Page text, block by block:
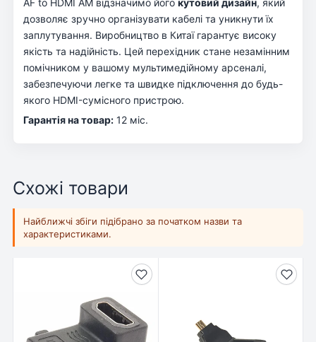
дозволяє зручно організувати кабелі та уникнути їх
заплутування. Виробництво в Китаї гарантує високу
якість та надійність. Цей перехідник стане незамінним
помічником у вашому мультимедійному арсеналі,
забезпечуючи легке та швидке підключення до будь-
якого HDMI-сумісного пристрою.
Гарантія на товар: 12 міс.
Схожі товари
Найближчі збіги підібрано за початком назви та
характеристиками.